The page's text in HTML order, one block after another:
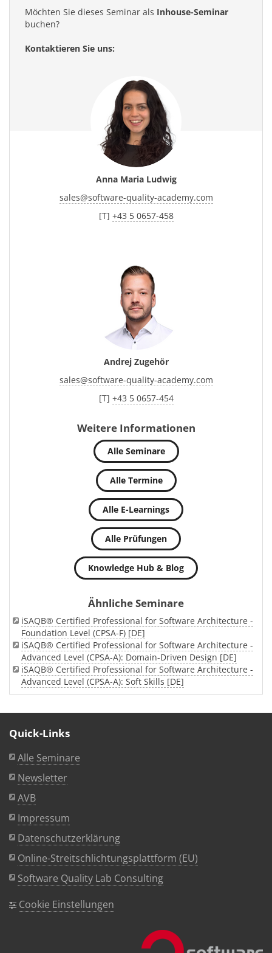
Möchten Sie dieses Seminar als Inhouse-Seminar
buchen?
Kontaktieren Sie uns:
Anna Maria Ludwig
sales@software-quality-academy.com
[T] +43 5 0657-458
Andrej Zugehör
sales@software-quality-academy.com
[T] +43 5 0657-454
Weitere Informationen
Alle Seminare
Alle Termine
Alle E-Learnings
Alle Prüfungen
Knowledge Hub & Blog
Ähnliche Seminare
iSAQB® Certified Professional for Software Architecture -
Foundation Level (CPSA-F) [DE]
iSAQB® Certified Professional for Software Architecture -
Advanced Level (CPSA-A): Domain-Driven Design [DE]
iSAQB® Certified Professional for Software Architecture -
Advanced Level (CPSA-A): Soft Skills [DE]
Quick-Links
Alle Seminare
Newsletter
AVB
Impressum
Datenschutzerklärung
Online-Streitschlichtungsplattform (EU)
Software Quality Lab Consulting
Cookie Einstellungen